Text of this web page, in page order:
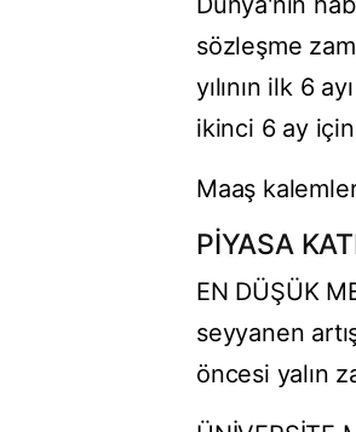
sözleşme
yılının ilk 6
ikinci 6 ay
Maaş
PİYASA
EN DÜŞÜK
seyyanen
öncesi yalın